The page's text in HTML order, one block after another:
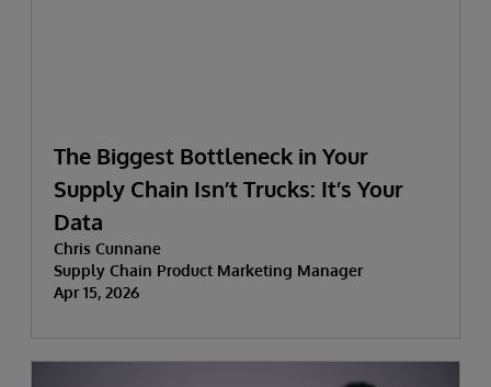
The Biggest Bottleneck in Your
Supply Chain Isn’t Trucks: It’s Your
Data
Chris Cunnane
Supply Chain Product Marketing Manager
Apr 15, 2026